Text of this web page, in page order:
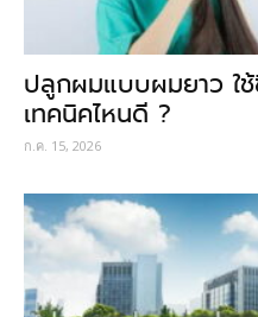
ปลูกผมแบบผมยาว ใ
เทคนิคไหนดี ?
ก.ค. 15, 2026